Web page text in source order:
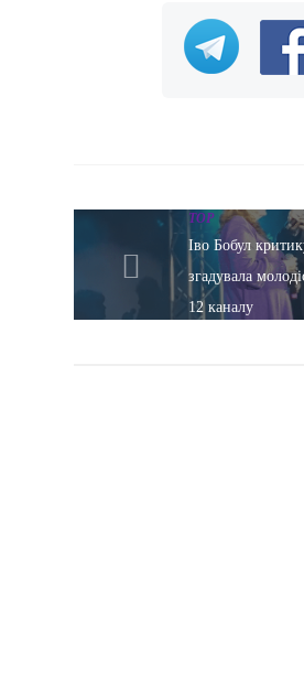
TOP
Іво Бобул
згадувала
12 каналу